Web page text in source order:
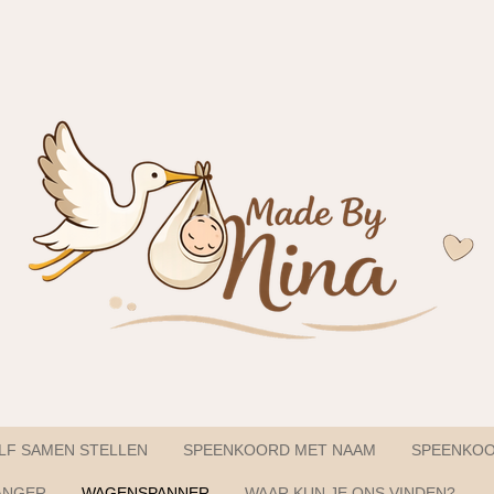
SAMEN STELLEN SPEENKOORD MET NAAM